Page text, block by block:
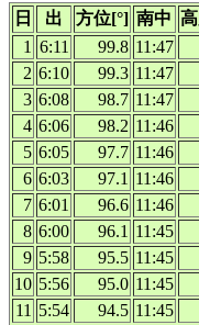
日
出 方位[°] 南中
1 6:11 99.8 11:47
2 6:10 99.3 11:47
3 6:08 98.7 11:47
4 6:06 98.2 11:46
5 6:05 97.7 11:46
6 6:03 97.1 11:46
7 6:01 96.6 11:46
8 6:00 96.1 11:45
9 5:58 95.5 11:45
10 5:56 95.0 11:45
11 5:54 94.5 11:45